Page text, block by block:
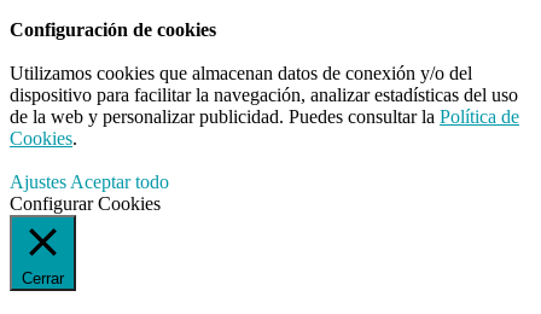
Configuración de cookies
Utilizamos cookies que almacenan datos de conexión y/o del
dispositivo para facilitar la navegación, analizar estadísticas del uso
de la web y personalizar publicidad. Puedes consultar la Política de
Cookies.
Ajustes Aceptar todo
Configurar Cookies
Cerrar